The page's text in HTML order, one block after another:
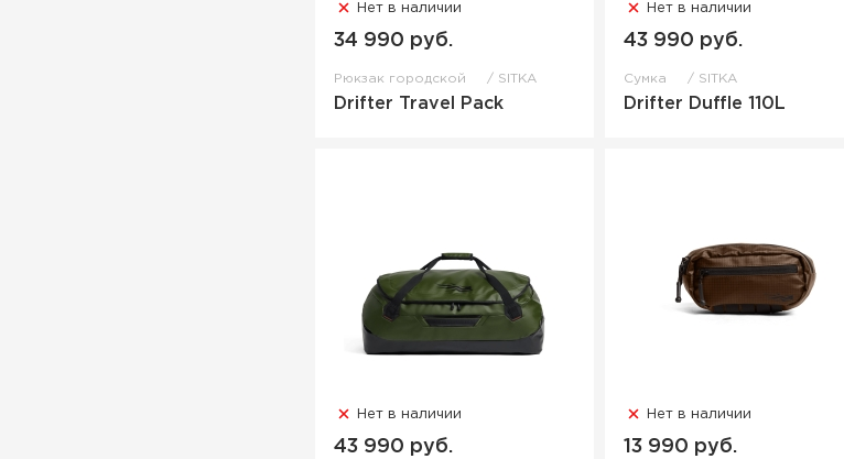
Нет в наличии
34 990 руб.
Рюкзак городской SITKA
Drifter Travel Pack
Нет в наличии
43 990 руб.
Сумка SITKA
Drifter Duffle 110L
Нет в наличии
43 990 руб.
Нет в наличии
13 990 руб.